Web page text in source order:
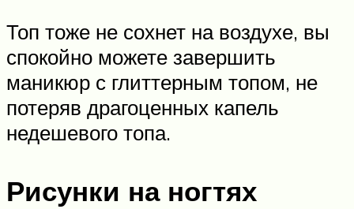
Топ тоже не сохнет на воздухе, вы
спокойно можете завершить
маникюр с глиттерным топом, не
потеряв драгоценных капель
недешевого топа.
Рисунки на ногтях